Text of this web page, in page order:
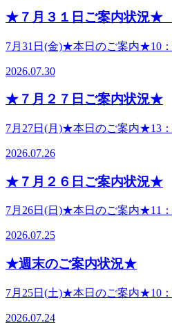
い！ ★夏季限定オプション：爽
酸スプレー（アロマの香り付き
ーラル系）の2種類。肩くび、目
ラックスしたい方におすすめの
ちぱち感が頭皮の血行促進を促
ス♪極上のひんやり.すっきり感.
※爽快ヘッドスパはオプション
（フットケアorボディケア）に組
ッドスパが組み込まれています
姿勢での作業などでのお疲れで
ます💦隙間時間に軽い運動やス
やしすぎないようにしていきま
タオルの上からほぐしていき、
モーネ（柑橘系）.ラベンダー（
すめのオプションです。炭酸泡
きり感.リラックスを体感下さい
ションメニュ―です。通常コー
ア）に組み合わせてご案内可能で
分/70分/90分）はコース内に爽快
います。 皆様のご予約、ご来店
-8月2日(日)★本日のご案内★17
アでのご案内★ご予約いっぱいの
の場合は、午前中～夕方のお時
となってます。事前にご予約を
内可能です。皆様のご来店お待ち
-------------------- こんにちは。リラ
店です。暑い日が続いています
症になりやすくなってます。こ
症にならないための対策をして
働かず、体内に熱がこもること
機能が追いつかなくなる状態を
篤な症状を引き起こすこともあ
かないと、体内に熱が蓄積され
肉のけいれんなどの症状が現れ
装水分.塩分補給日傘や帽子など
給について熱中症が疑われると
水分補給が挙げられます。水分
★７月３１日ご案内状況★
7月31日(金)★本日のご案内★10
のお客様へお知らせペアで同時
～夕方のお時間帯がご案内しや
前にご予約をしていただくと、
んにちは。リラクジョイナステ
の湿度と暑さで何となく怠い、
ると不快と感じる方が多いよう
や除湿機で湿度を下げるだけで
減できます。🍧外出時の対策🍧
用、日傘、帽子で直射日光に当
怠さを早めに流し健康へ♪皆様の
2026.07.30
★７月２７日ご案内状況★
7月27日(月)★本日のご案内★13
のご予約も承ります。ご予約は
ネットから出来ます。●ペアでご
アで同時で施術希望の場合は、
だくと、確実にご案内可能です
ります。
くなることをご存じですか？外
くさん出ているのを見て、痩せ
ません。ですが、それは脂肪が
れませんが、また水分を摂ると
2026.07.26
★７月２６日ご案内状況★
7月26日(日)★本日のご案内★11
のお客様へお知らせペアで同時
～夕方のお時間帯がご案内しや
前にご予約をしていただくと、
んにちは。リラクジョイナステ
の湿度と暑さで何となく怠い、
2026.07.25
★週末のご案内状況★
7月25日(土)★本日のご案内★10
2026.07.24